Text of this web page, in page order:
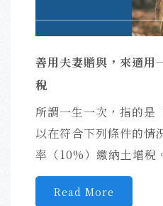
善用夫妻贈與，來適用
稅
所謂一生一次，指的是
以在符合下列條件的情
率（10%）繳納土增稅
Read More